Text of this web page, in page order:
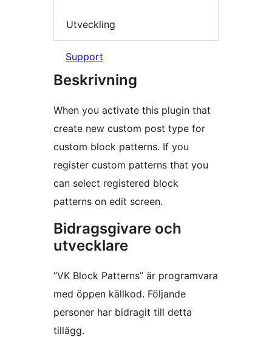
Utveckling
Support
Beskrivning
When you activate this plugin that
create new custom post type for
custom block patterns. If you
register custom patterns that you
can select registered block
patterns on edit screen.
Bidragsgivare och
utvecklare
”VK Block Patterns” är programvara
med öppen källkod. Följande
personer har bidragit till detta
tillägg.